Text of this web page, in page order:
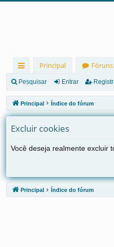
in
ks
rá
pi
d
Principal
Fóruns
Pesquisar Entrar
Principal Índice do fórum
Excluir cookies
Você deseja realmente excluir
Principal Índice do fórum